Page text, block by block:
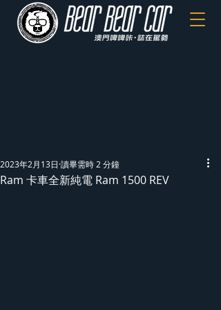
Ram 卡車全新純電 Ram 1500 REV
2023年2月13日 讀畢需時 2 分鐘